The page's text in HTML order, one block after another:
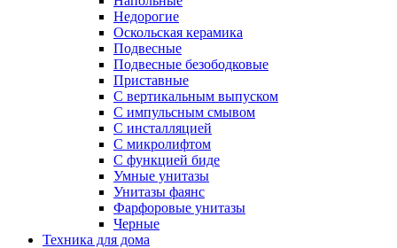
Недорогие
Оскольская керамика
Подвесные
Подвесные безободковые
Приставные
С вертикальным выпуском
С импульсным смывом
С инсталляцией
С микролифтом
С функцией биде
Умные унитазы
Унитазы фаянс
Фарфоровые унитазы
Черные
Техника для дома